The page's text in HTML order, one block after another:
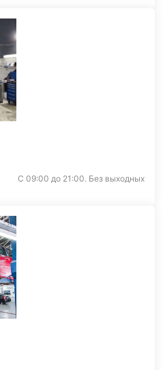
С 09:00 до 21:00. Без выходных